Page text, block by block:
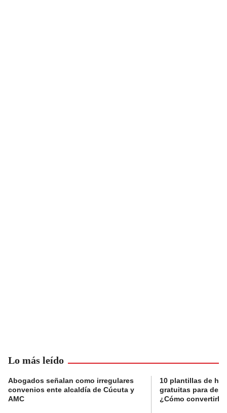
Lo más leído
Abogados señalan como irregulares
convenios ente alcaldía de Cúcuta y
AMC
10 plantillas de
gratuitas para
¿Cómo convertirla